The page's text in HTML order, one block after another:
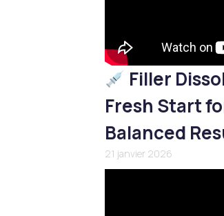
Filler
Fresh Start
Balanced
21 janvier 2026